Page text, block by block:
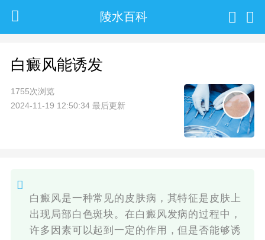
陵水百科
白癜风能诱发
1755次浏览
2024-11-19 12:50:34 最后更新
白癜风是一种常见的皮肤病，其特征是皮肤上
出现局部白色斑块。在白癜风发病的过程中，
许多因素可以起到一定的作用，但是否能够诱